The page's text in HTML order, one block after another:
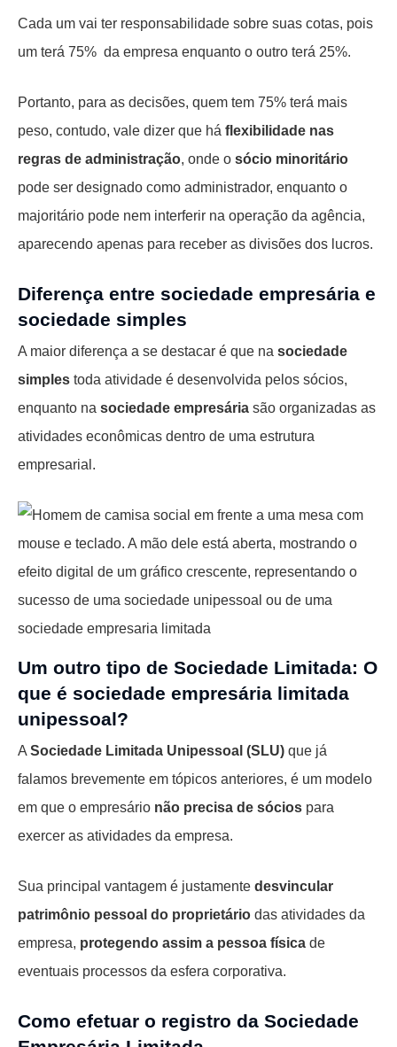
Cada um vai ter responsabilidade sobre suas cotas, pois
um terá 75% da empresa enquanto o outro terá 25%.
Portanto, para as decisões, quem tem 75% terá mais
peso, contudo, vale dizer que há flexibilidade nas
regras de administração, onde o sócio minoritário
pode ser designado como administrador, enquanto o
majoritário pode nem interferir na operação da agência,
aparecendo apenas para receber as divisões dos lucros.
Diferença entre sociedade empresária e
sociedade simples
A maior diferença a se destacar é que na sociedade
simples toda atividade é desenvolvida pelos sócios,
enquanto na sociedade empresária são organizadas as
atividades econômicas dentro de uma estrutura
empresarial.
Um outro tipo de Sociedade Limitada: O
que é sociedade empresária limitada
unipessoal?
A Sociedade Limitada Unipessoal (SLU) que já
falamos brevemente em tópicos anteriores, é um modelo
em que o empresário não precisa de sócios para
exercer as atividades da empresa.
Sua principal vantagem é justamente desvincular
patrimônio pessoal do proprietário das atividades da
empresa, protegendo assim a pessoa física de
eventuais processos da esfera corporativa.
Como efetuar o registro da Sociedade